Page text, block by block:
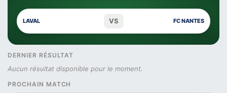
LAVAL VS FC NANTES
DERNIER RÉSULTAT
Aucun résultat disponible pour le moment.
PROCHAIN MATCH